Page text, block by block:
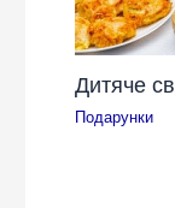
Дитяче
Подарунки